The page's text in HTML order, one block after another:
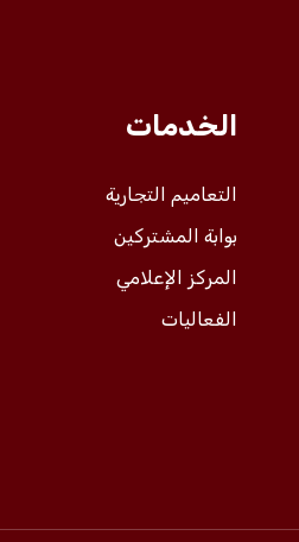
الخدمات
التعاميم التجارية
بوابة المشتركين
المركز الإعلامي
الفعاليات